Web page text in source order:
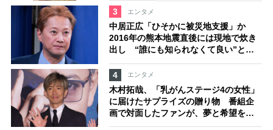
3 エンタメ
中居正広「ひそかに被災地支援」か
2016年の熊本地震直後には現地で炊き
出し “誰にも知られなくて良い”と、
むしろ強まる福祉活動への思い
4
エンタメ
木村拓哉、「乳がんステージ4の女性」
に届けたサプライズの贈り物 番組企
画で対面したファンが、夢と希望を与
える心遣いに「うれしくて号泣しまし